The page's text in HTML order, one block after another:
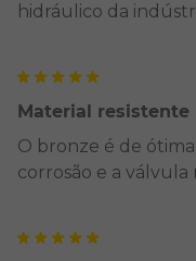
hidráulico da
Material resistente
O bronze é de
corrosão e a válvula